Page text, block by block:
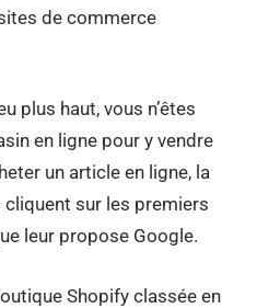
de commerce
plus haut, vous n’êtes
en ligne pour y vendre
un article en ligne, la
sur les premiers
leur propose Google.
Shopify classée en